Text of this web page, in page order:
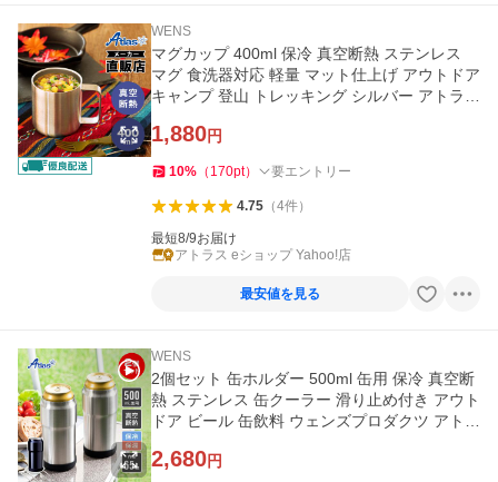
WENS
マグカップ 400ml 保冷 真空断熱 ステンレス
マグ 食洗器対応 軽量 マット仕上げ アウトドア
キャンプ 登山 トレッキング シルバー アトラス
1,880円
10% （ 170pt） 要エントリー
4.75（4件）
最短8/9お届け
アトラス eショップ Yahoo!店
最安値を見る
WENS
2個セット 缶ホルダー 500ml 缶用 保冷 真空断
熱 ステンレス 缶クーラー 滑り止め付き アウト
ドア ビール 缶飲料 ウェンズプロダクツ アトラ
2,680円